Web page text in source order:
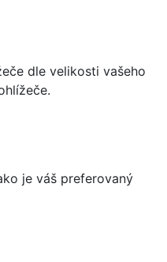
dle velikosti vašeho
je váš preferovaný